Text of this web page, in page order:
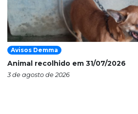
Avisos Demma
Animal recolhido em 31/07/2026
3 de agosto de 2026